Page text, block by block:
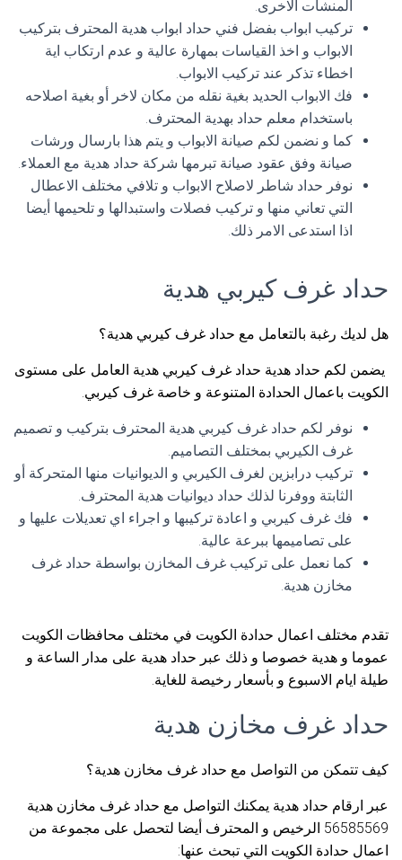
المنشآت الاخرى.
تركيب ابواب بفضل فني حداد ابواب هدية المحترف بتركيب
الابواب و اخذ القياسات بمهارة عالية و عدم ارتكاب اية
اخطاء تذكر عند تركيب الابواب.
فك الابواب الحديد بغية نقله من مكان لاخر أو بغية اصلاحه
باستخدام معلم حداد بهدية المحترف.
كما و نضمن لكم صيانة الابواب و يتم هذا بارسال ورشات
صيانة وفق عقود صيانة تبرمها شركة حداد هدية مع العملاء.
نوفر حداد شاطر لاصلاح الابواب و تلافي مختلف الاعطال
التي تعاني منها و تركيب فصلات واستبدالها و تلحيمها أيضا
اذا استدعى الامر ذلك.
حداد غرف كيربي هدية
هل لديك رغبة بالتعامل مع حداد غرف كيربي هدية؟
يضمن لكم حداد هدية حداد غرف كيربي هدية العامل على مستوى
الكويت باعمال الحدادة المتنوعة و خاصة غرف كيربي.
نوفر لكم حداد غرف كيربي هدية المحترف بتركيب و تصميم
غرف الكيربي بمختلف التصاميم.
تركيب درابزين لغرف الكيربي و الديوانيات منها المتحركة أو
الثابتة ووفرنا لذلك حداد ديوانيات هدية المحترف.
فك غرف كيربي و اعادة تركيبها و اجراء اي تعديلات عليها و
على تصاميمها ببرعة عالية.
كما نعمل على تركيب غرف المخازن بواسطة حداد غرف
مخازن هدية.
تقدم مختلف اعمال حدادة الكويت في مختلف محافظات الكويت
عموما و هدية خصوصا و ذلك عبر حداد هدية على مدار الساعة و
طيلة ايام الاسبوع و بأسعار رخيصة للغاية.
حداد غرف مخازن هدية
كيف تتمكن من التواصل مع حداد غرف مخازن هدية؟
عبر ارقام حداد هدية يمكنك التواصل مع حداد غرف مخازن هدية
56585569 الرخيص و المحترف أيضا لتحصل على مجموعة من
اعمال حدادة الكويت التي تبحث عنها: